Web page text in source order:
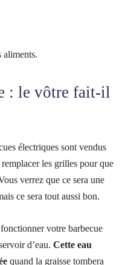
aliments.
: le vôtre fait-il
électriques sont vendus
les grilles pour que
verrez que ce sera une
ce sera tout aussi bon.
votre barbecue
d’eau. Cette eau
quand la graisse tombera